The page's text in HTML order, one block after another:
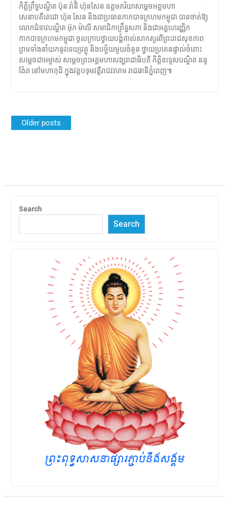
កិត្តិព្រឹទ្ធបណ្ឌិត ប៊ុន រ៉ានី ហ៊ុនសែន ឧត្តមភរិយាសម្តេចអគ្គមហា
សេនាបតីតេជោ ហ៊ុន សែន និងជាប្រធានកាកបាទក្រហមកម្ពុជា បានចាត់ឱ្យ
លោកជំទាវបណ្ឌិត អ៊ុក ម៉ាលី សមាជិកាព្រឹទ្ធសភា និងជាអគ្គហេរញ្ញិក
កាកបាទក្រហមកម្ពុជា ចូលក្រាបថ្វាយបង្គំគាល់សាកសួរពីព្រះរាជសុខភាព
ព្រមទាំងនាំយកនូវទេយ្យវត្ថុ និងបច្ច័យមួយចំនួន ថ្វាយប្រគេនផ្ទាល់ចំពោះ
សម្ដេចជាអម្ចាស់ សម្ដេចព្រះអគ្គមហាសង្ឃរាជាធិបតី កិត្តិឧទ្ទេសបណ្ឌិត នន្ទ
ង៉ែត នៅមហាកុដិ ក្នុងវត្តបទុមវត្តីរាជវរារាម រាជធានីភ្នំពេញ៕
Posts
navigation
Older posts
Search
Search